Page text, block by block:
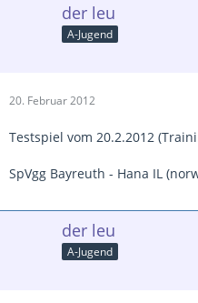
der leu
A-Jugend
20. Februar 2012
Testspiel vom 20.2.2012
SpVgg Bayreuth - Hana IL
der leu
A-Jugend